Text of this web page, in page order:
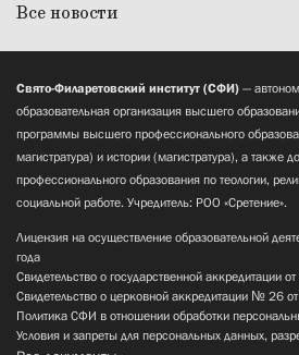
Все новости
Свято-Филаретовский институт (СФИ) —
образовательная организация высшего
программы высшего профессионального
магистратура) и истории (магистратура), а также
профессионального образования по теологии,
социальной работе. Учредитель: РОО «Сретение».
Лицензия на осуществление образовательной
года
Свидетельство о государственной аккредитации
Свидетельство о церковной аккредитации № 26
Политика СФИ в отношении обработки
Условия и запреты для персональных данных,